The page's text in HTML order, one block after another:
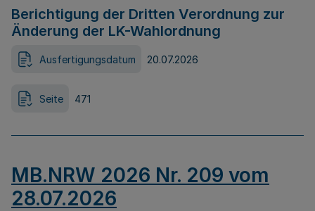
Berichtigung der Dritten Verordnung zur
Änderung der LK-Wahlordnung
Ausfertigungsdatum 20.07.2026
Seite 471
MB.NRW 2026 Nr. 209 vom
28.07.2026